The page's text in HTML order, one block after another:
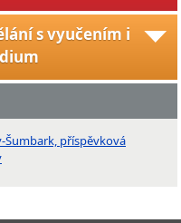
s vyučením i
Šumbark, příspěvková